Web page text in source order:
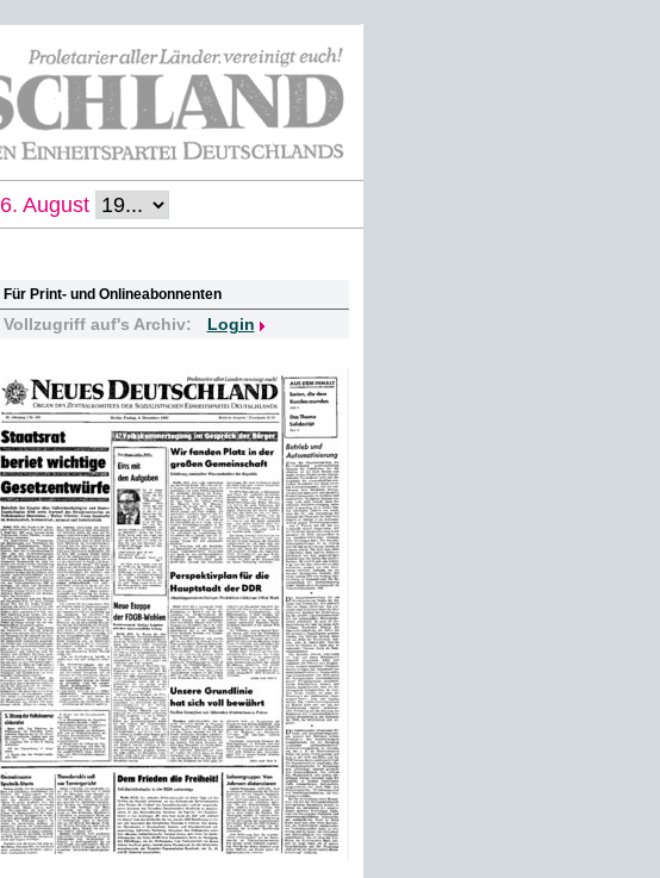
6. August
Für Print- und Onlineabonnenten
Vollzugriff auf's Archiv: Login